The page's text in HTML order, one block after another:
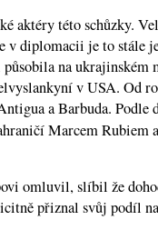
aktéry této schůzky.
v diplomacii je to stále
na
v USA. Od
a Barbuda. Podle
Marcem Rubiem
omluvil, slíbil že
přiznal svůj podíl na